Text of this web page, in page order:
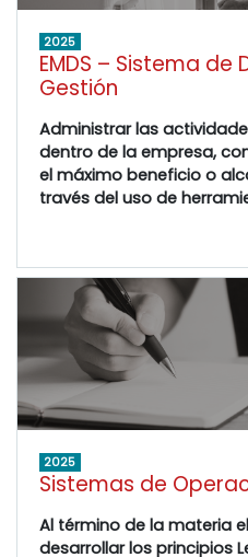
2025
EMDS – Sistema de
Gestión
Administrar las
dentro de la empresa,
el máximo beneficio o
través del uso de
2025
Sistemas de
Al término de la materia
desarrollar los principios